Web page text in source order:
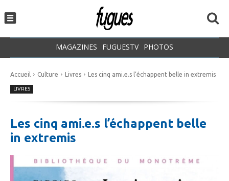
MAGAZINES FUGUESTV PHOTOS
Accueil Culture Livres Les cinq ami.e.s l’échappent belle in extremis
LIVRES
Les cinq ami.e.s l’échappent belle
in extremis